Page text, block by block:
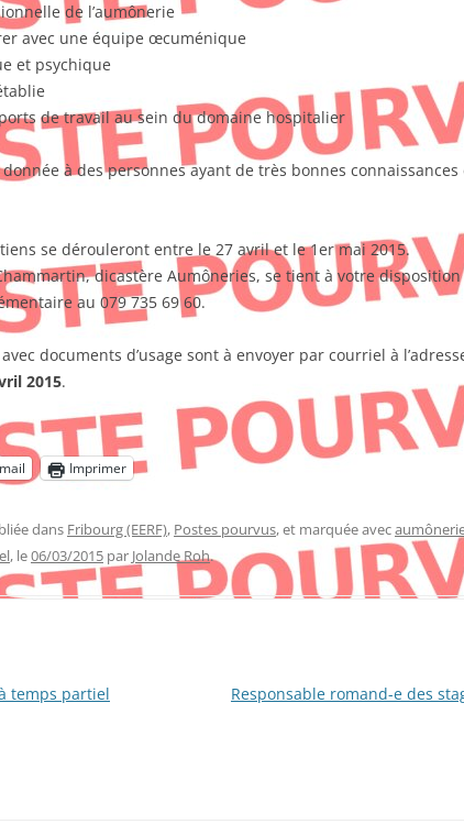
de l’aumônerie
avec une équipe œcuménique
et psychique
de travail au sein du domaine hospitalier
à des personnes ayant de très bonnes connaissances
se dérouleront entre le 27 avril et le 1er mai 2015.
dicastère Aumôneries, se tient à votre
au 079 735 69 60.
documents d’usage sont à envoyer par courriel à
2015.
Imprimer
dans Fribourg (EERF), Postes pourvus, et marquée avec
, le06/03/2015 par Jolande Roh.
temps partiel
Responsable romand-e des